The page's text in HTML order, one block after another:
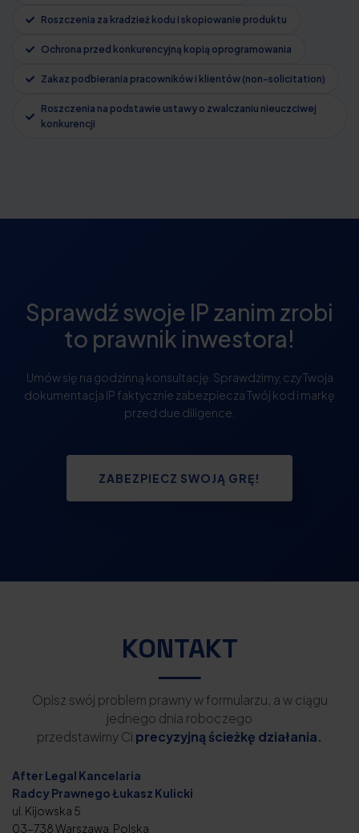
Roszczenia za kradzież kodu i skopiowanie produktu
Ochrona przed konkurencyjną kopią oprogramowania
Zakaz podbierania pracowników i klientów (non-solicitation)
Roszczenia na podstawie ustawy o zwalczaniu nieuczciwej
konkurencji
Sprawdź swoje IP zanim zrobi
to prawnik inwestora!
Umów się na godzinną konsultację. Sprawdzimy, czy Twoja
dokumentacja IP faktycznie zabezpiecza Twój kod i markę
przed due diligence.
ZABEZPIECZ SWOJĄ GRĘ!
KONTAKT
Opisz swój problem prawny w formularzu, a w ciągu
jednego dnia roboczego
przedstawimy Ci precyzyjną ścieżkę działania.
After Legal Kancelaria
Radcy Prawnego Łukasz Kulicki
ul. Kijowska 5
03-738 Warszawa, Polska